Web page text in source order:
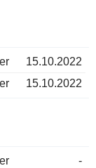
15.10.2022
15.10.2022
-